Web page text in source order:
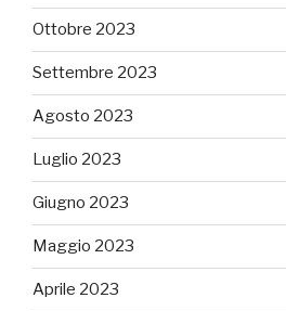
Ottobre 2023
Settembre 2023
Agosto 2023
Luglio 2023
Giugno 2023
Maggio 2023
Aprile 2023